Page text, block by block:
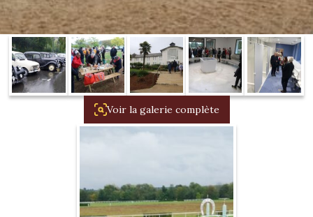
Evolution 7 et 11 -
1934/1941
Evolution 11 –
1945/1952
Evolution 11 –
1938/1947
Voir la galerie complète